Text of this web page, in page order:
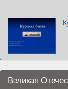
Великая